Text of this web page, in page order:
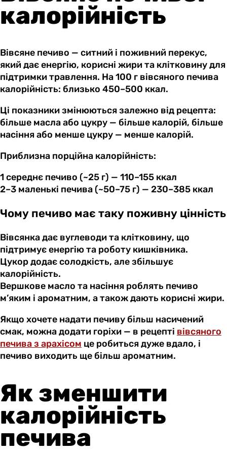
калорійність
Вівсяне печиво — ситний і поживний перекус,
який дає енергію, корисні жири та клітковину для
підтримки травлення. На 100 г вівсяного печива
калорійність: близько 450–500 ккал.
Ці показники змінюються залежно від рецепта:
більше масла або цукру — більше калорій, більше
насіння або менше цукру — менше калорій.
Приблизна порційна калорійність:
1 середнє печиво (~25 г) — 110–155 ккал
2–3 маленькі печива (~50–75 г) — 230–385 ккал
Чому печиво має таку поживну цінність
Вівсянка дає вуглеводи та клітковину, що
підтримує енергію та роботу кишківника.
Цукор додає солодкість, але збільшує
калорійність.
Вершкове масло та насіння роблять печиво
м’яким і ароматним, а також дають корисні жири.
Якщо хочете надати печиву більш насичений
смак, можна додати горіхи — в рецепті вівсяного
печива з арахісом це робиться дуже вдало, і
печиво виходить ще більш ароматним.
Як зменшити
калорійність
печива